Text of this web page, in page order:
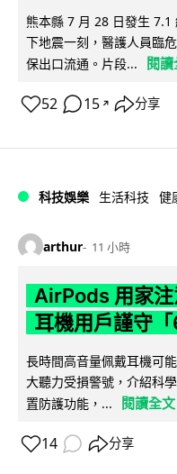
熊本縣 7 月 28 日發生
下地震一刻，醫護人員臨
保出口流通。片段...
閱
52 15 ↗ 分享
科技娛樂 生活科技 健
arthur 11 小時
AirPods 用家
耳機用戶謹守
長時間高音量佩戴耳機可
大聽力受損警號，介紹科
置防護功能，...
閱讀全文
14 分享